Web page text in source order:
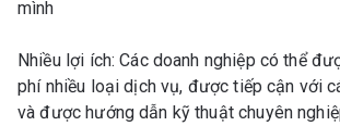
mình
Nhiều lợi ích: Các doanh nghiệp có thể
phí nhiều loại dịch vụ, được tiếp cận với
và được hướng dẫn kỹ thuật chuyên